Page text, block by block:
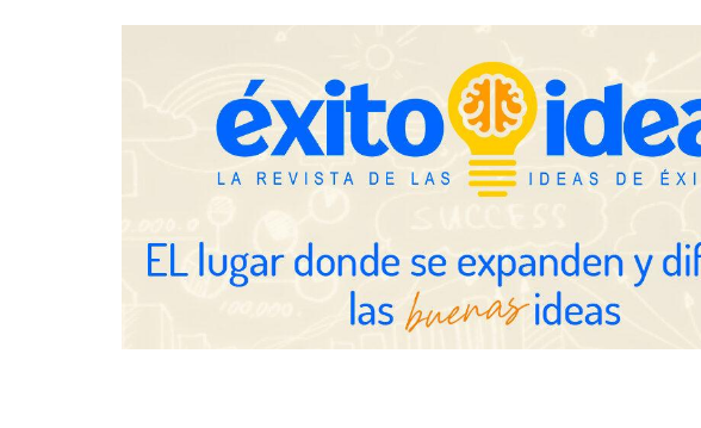
The Factory School explica por
qué aprender herramientas de IA
ya no es suficiente para los
Brisas del Estrecho abastece a la
hostelería de Sevilla conectando